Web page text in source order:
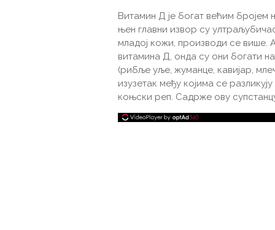
Витамин Д је богат већим бројем
њен главни извор су
младој кожи, производи се
витамина Д, онда су они богати
(рибље уље, жуманце, кавијар,
изузетак међу којима се
коњски реп. Садрже ову